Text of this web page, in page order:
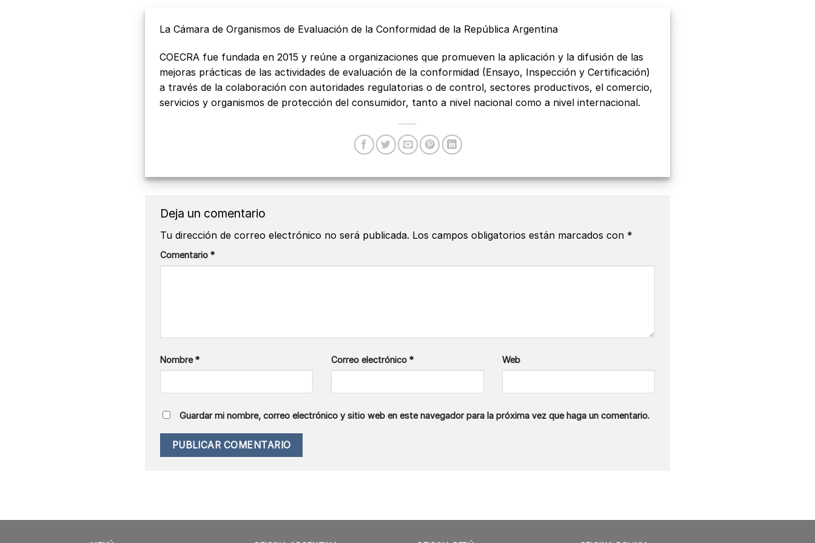
La Cámara de Organismos de Evaluación de la Conformidad de la República Argentina
COECRA fue fundada en 2015 y reúne a organizaciones que promueven la aplicación y la difusión de las
mejoras prácticas de las actividades de evaluación de la conformidad (Ensayo, Inspección y Certificación)
a través de la colaboración con autoridades regulatorias o de control, sectores productivos, el comercio,
servicios y organismos de protección del consumidor, tanto a nivel nacional como a nivel internacional.
Deja un comentario
Tu dirección de correo electrónico no será publicada. Los campos obligatorios están marcados con *
Comentario *
Nombre* Correo electrónico * Web
Guardar mi nombre, correo electrónico y sitio web en este navegador para la próxima vez que haga un comentario.